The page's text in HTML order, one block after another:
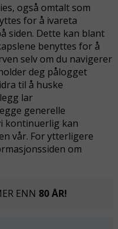
også omtalt som
for å ivareta
siden. Dette kan blant
benyttes for å
selv om du navigerer
deg pålogget
til å huske
lar
generelle
kontinuerlig kan
vår. For ytterligere
om
ENN 80 ÅR!